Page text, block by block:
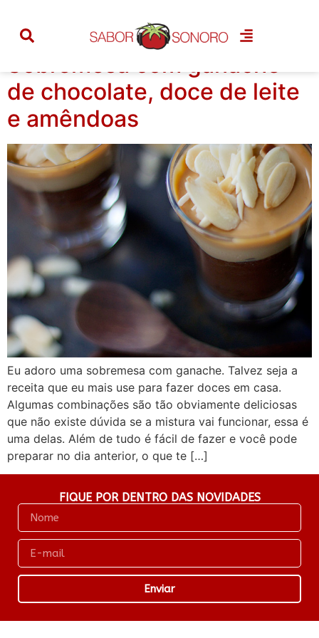
Tag: amendoas
Sobremesa com ganache
de chocolate, doce de leite
e amêndoas
Eu adoro uma sobremesa com ganache. Talvez seja a
receita que eu mais use para fazer doces em casa.
Algumas combinações são tão obviamente deliciosas
que não existe dúvida se a mistura vai funcionar, essa é
uma delas. Além de tudo é fácil de fazer e você pode
preparar no dia anterior, o que te […]
FIQUE POR DENTRO DAS NOVIDADES
Enviar